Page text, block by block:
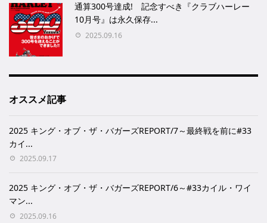
通算300号達成! 記念すべき『クラブハーレー
10月号』は永久保存...
2025.09.16
オススメ記事
2025 キング・オブ・ザ・バガーズREPORT/7～最終戦を前に#33
カイ...
2025.09.17
2025 キング・オブ・ザ・バガーズREPORT/6～#33カイル・ワイ
マン...
2025.09.16